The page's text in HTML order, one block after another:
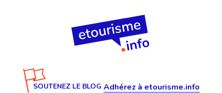
SOUTENEZ LE BLOG Adhérez à etourisme.info